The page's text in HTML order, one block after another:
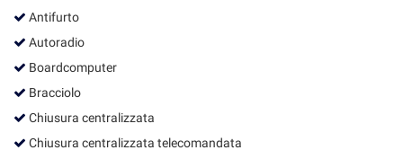
Antifurto
Autoradio
Boardcomputer
Bracciolo
Chiusura centralizzata
Chiusura centralizzata telecomandata
Cookie necessari
Cookie delle preferenze
Cookie per il miglioramento dell'esperienza utente